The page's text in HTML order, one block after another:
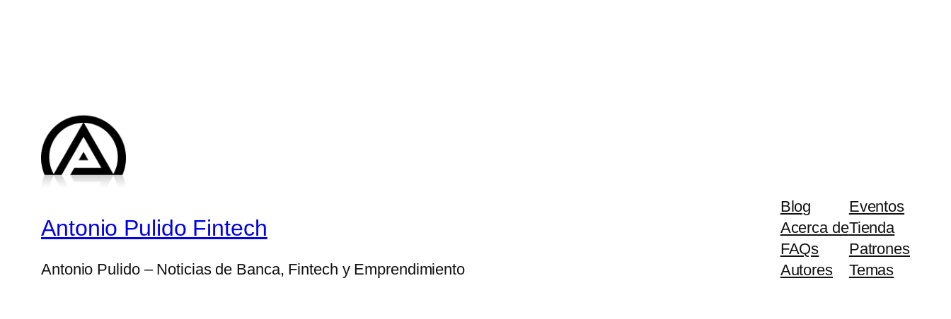
Antonio Pulido Fintech
Antonio Pulido – Noticias de Banca, Fintech y Emprendimiento
Blog
Acerca de
FAQs
Autores
Eventos
Tienda
Patrones
Temas